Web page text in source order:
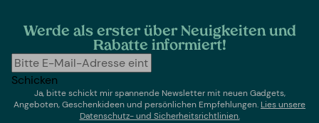
Werde als erster über Neuigkeiten und
Rabatte informiert!
Schicken
Ja, bitte schickt mir spannende Newsletter mit neuen Gadgets,
Angeboten, Geschenkideen und persönlichen Empfehlungen. Lies unsere
Datenschutz- und Sicherheitsrichtlinien.